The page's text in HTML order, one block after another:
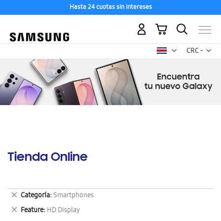
Hasta 24 cuotas sin intereses
CRC -
colón
Mi carrito
Tienda Online
Categoría Smartphones
Eliminar
este
artículo
Feature HD Display
Eliminar